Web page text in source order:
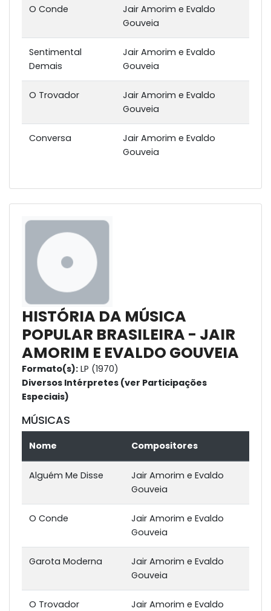
O Conde
Jair Amorim e Evaldo
Gouveia
Sentimental
Demais
Jair Amorim e Evaldo
Gouveia
O Trovador
Jair Amorim e Evaldo
Gouveia
Conversa
Jair Amorim e Evaldo
Gouveia
HISTÓRIA DA MÚSICA
POPULAR BRASILEIRA - JAIR
AMORIM E EVALDO GOUVEIA
Formato(s): LP (1970)
Diversos Intérpretes (ver Participações
Especiais)
MÚSICAS
Nome Compositores
Alguém Me Disse
Jair Amorim e Evaldo
Gouveia
O Conde
Jair Amorim e Evaldo
Gouveia
Garota Moderna
Jair Amorim e Evaldo
Gouveia
O Trovador
Jair Amorim e Evaldo